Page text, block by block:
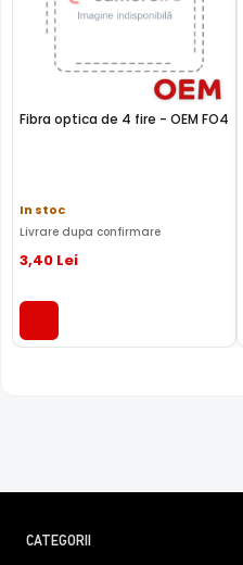
Fibra optica de 4 fire - OEM FO4
In stoc
Livrare dupa confirmare
3,40 Lei
CATEGORII